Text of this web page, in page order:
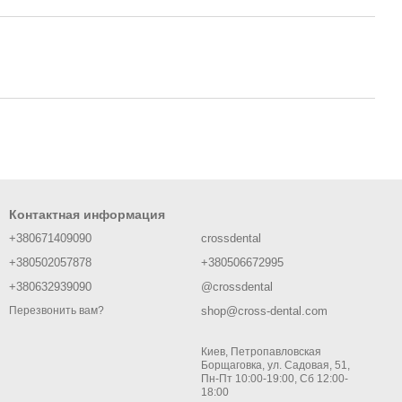
Контактная информация
+380671409090
+380502057878
+380632939090
Перезвонить вам?
crossdental
+380506672995
@crossdental
shop@cross-dental.com
Киев, Петропавловская
Борщаговка, ул. Садовая, 51,
Пн-Пт 10:00-19:00, Сб 12:00-
18:00